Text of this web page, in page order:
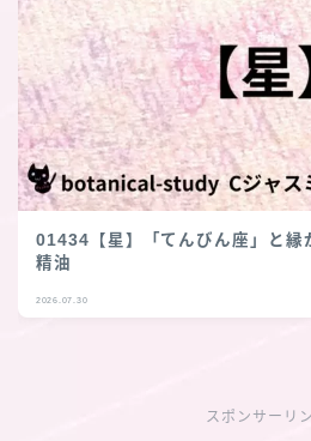
01434【星】「てんびん座」と縁
精油
2026.07.30
スポンサーリ